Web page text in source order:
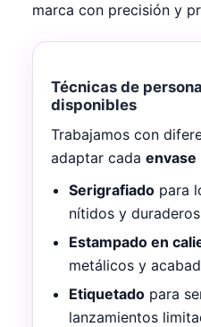
marca con precisión y
Técnicas de
disponibles
Trabajamos con
adaptar cada envase
Serigrafiado para
nítidos y
Estampado en
metálicos y
Etiquetado para
lanzamientos